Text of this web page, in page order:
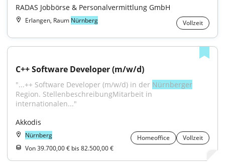
RADAS Jobbörse & Personalvermittlung GmbH
Erlangen, Raum Nürnberg Vollzeit
C++ Software Developer (m/w/d)
"...++ Software Developer (m/w/d) in der Nürnberger
Region. StellenbeschreibungMitarbeit in
internationalen..."
Akkodis
Nürnberg Homeoffice
Vollzeit
Von 39.700,00 € bis 82.500,00 €